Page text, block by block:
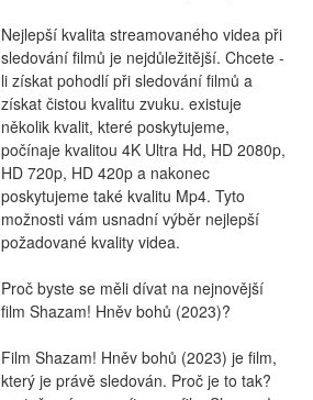
Nejlepší kvalita streamovaného videa při
sledování filmů je nejdůležitější. Chcete -
li získat pohodlí při sledování filmů a
získat čistou kvalitu zvuku. existuje
několik kvalit, které poskytujeme,
počínaje kvalitou 4K Ultra Hd, HD 2080p,
HD 720p, HD 420p a nakonec
poskytujeme také kvalitu Mp4. Tyto
možnosti vám usnadní výběr nejlepší
požadované kvality videa.
Proč byste se měli dívat na nejnovější
film Shazam! Hněv bohů (2023)?
Film Shazam! Hněv bohů (2023) je film,
který je právě sledován. Proč je to tak?